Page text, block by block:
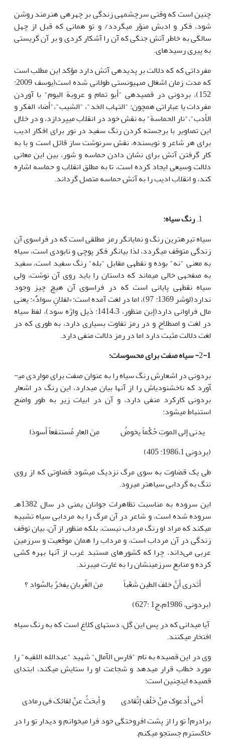
چنین است که وقتی سرچشمه­ی زندگی بر چهره­ی هنرمند روشن
شود، فکر و ادبش منوّر می­گردد/ و تو همانی که قبل از چهل
سالگی به خاطر آتش جنگی که آن را آشکار کردی و بر آن گریستی
به پیری رسیده­ای.
مفرداتی که که دلالت بر پدیده­ی آتش دارد مؤکد این مطلب است
که مدت زمان اشغال صهیونستی طولانی شده است(یوسف 2009:
152)، بردونی در قصیده­ی "أبو تمام و عروبة الیوم" با آوردن
مفردات یا عباراتی همچون: "التهاب الخد"، "الشیب"،"أضاء الفکر و
الأدب"،"نار الحماسة" به نقش خود در انقلاب می­پردازد، و در خلال
این تصاویر با برجسته کردن رنگ سفید در نور برای افکار ادیب
برای هر شاعر و نویسنده، نقش سرنوشت ساز قائل است و با به
کار گرفتن آتش برای نشان دادن حماسه و شور، بین این معانی
دلالت وسیعی ایجاد کرده است، تا به مطلق انقلاب و حماسه اشاره
کند، و انقلاب ادیب را به آتش حماسه متصل گرداند.
رنگ سیاه:
سیاه تیره­­ترین رنگ و نمایانگر رمز مطلقی است که در فراسوی آن
زندگی متوقف می­گردد، لذا بیانگر فکر پوچی و نابودی است، سیاه
به معنی "نه" بوده و نقطه­ی مقابل "بله" رنگ سفید است، سفید
به صفحه­ی خالی می­ماند که داستان را باید روی آن نوشت، ولی
سیاه نقطه­ی پایانی است که در فراسوی آن هیچ چیز وجود
ندارد(لوشر 1369: 97)، اما در لغت آمده است: «لفلانٍ سوادٌ»: یعنی
مال فراوانی دارد(إبن منظور، 1414،3: ذیل واژه سود)، لفظ سیاه
در لغت و اصطلاح و در رمز تفاوت بسیاری دارد، به طوری که در
لغت دلالت مثبت دارد اما در رمز دلالت منفی دارد.
2-1- سیاه صفت برای محسوسات؛
بردونی در اشعارش رنگ سیاه را به عنوان صفت برای مواردی می­
آورد که ناخشنودی­اش را از آنها بیان می­دارد، این رنگ در اشعار
بردونی کارکرد منفی دارد، و آن در ابیات زیر به طور واضح
استنباط می­شود:
یدنی إلی الموتِ حُکْماً یخوضُ
مِنَ العارِ مُستنقعاً أسودَا
(بردونی 1986،1: 405)
طی یک قضاوت به سوی مرگ نزدیک می­شود قضاوتی که از روی
ننگ به گردابی سیاه­تر می­رود.
این سروده به مناسبت تظاهرات جوانان یمنی در سال 1382هـ
سروده شده است، و شاعر در آن مرگ را به مردابی سیاه تشبیه
می­کند که مراد او رنگ مرداب نیست، بلکه منظور از آن، بیان توقف
زندگی در آن مرداب است، و مرداب را همان موقعیت و سرزمین
عربی می‌داند، چرا که کشورهای مستبد غرب از آنها بهره کشی
کرده و منابع سرزمینشان را به غارت می­برند.
أتَدری أنَّ خلفَ الطینِ شَعْباً
مِنَ الغُربانِ یفخرُ بالسَّوادِ ؟
(بردونی، 1986م،ج1 :627)
آیا می­دانی که در پس این گِل، دسته­ای کلاغ است که به رنگ سیاه
افتخار می­کنند.
وی در این قصیده به نام "فارس الآمال" شهید "عبدالله اللقیه" را
مورد خطاب قرار می­دهد و شجاعت او را ستایش می­کند، ابتدای
قصیده اینچنین است:
أخی أدعوکَ مِنْ خَلْفِ إتِّقادی
و أبحَثُ عنْ لِقائِکَ فی رِمادی
برادرم! تو را از پشت افروختگی خود فرا می­خوانم و دیدار تو را در
خاکسترم جستجو می­کنم.